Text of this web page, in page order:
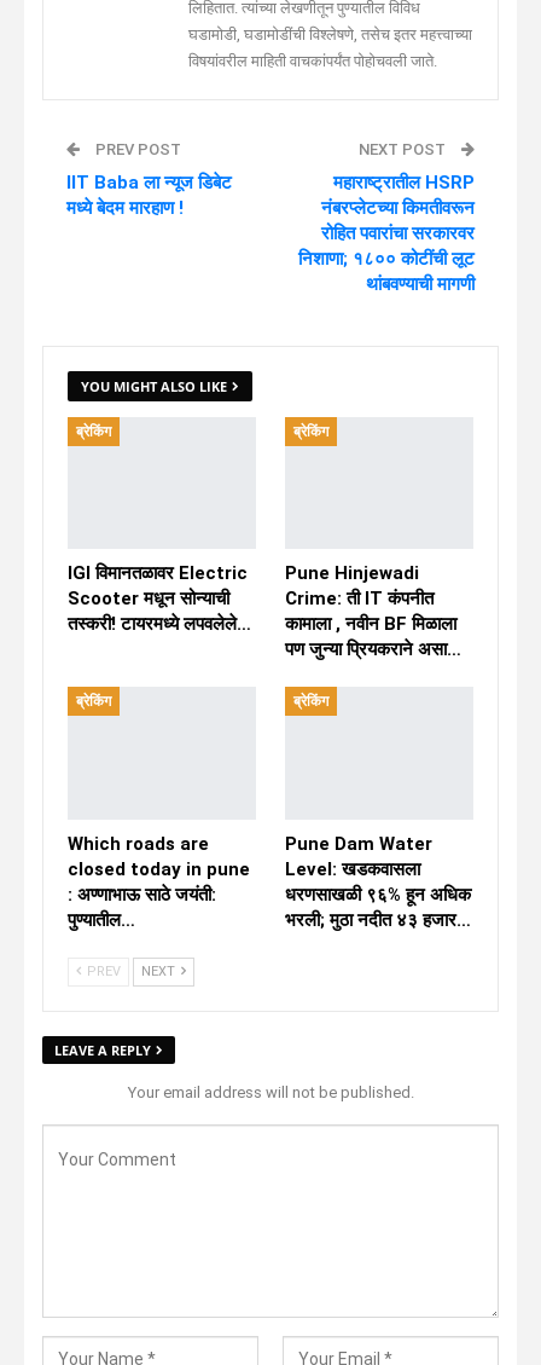
लिहितात. त्यांच्या लेखणीतून पुण्यातील विविध
घडामोडी, घडामोडींची विश्लेषणे, तसेच इतर महत्त्वाच्या
विषयांवरील माहिती वाचकांपर्यंत पोहोचवली जाते.
PREV POST
IIT Baba ला न्यूज डिबेट
मध्ये बेदम मारहाण !
NEXT POST
महाराष्ट्रातील HSRP
नंबरप्लेटच्या किमतीवरून
रोहित पवारांचा सरकारवर
निशाणा; १८०० कोटींची लूट
थांबवण्याची मागणी
YOU MIGHT ALSO LIKE
ब्रेकिंग
IGI विमानतळावर Electric
Scooter मधून सोन्याची
तस्करी! टायरमध्ये लपवलेले…
ब्रेकिंग
Pune Hinjewadi
Crime: ती IT कंपनीत
कामाला , नवीन BF मिळाला
पण जुन्या प्रियकराने असा…
ब्रेकिंग
Which roads are
closed today in pune
: अण्णाभाऊ साठे जयंती:
पुण्यातील…
ब्रेकिंग
Pune Dam Water
Level: खडकवासला
धरणसाखळी ९६% हून अधिक
भरली; मुठा नदीत ४३ हजार…
PREV NEXT
LEAVE A REPLY
Your email address will not be published.